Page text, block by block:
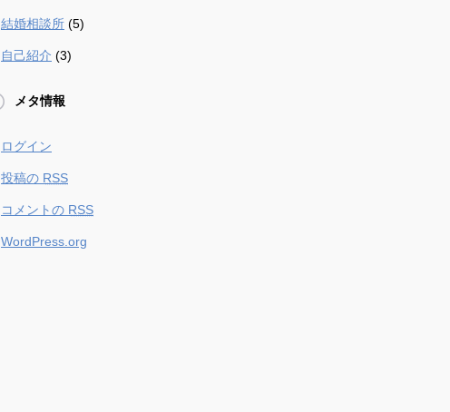
結婚相談所 (5)
自己紹介 (3)
メタ情報
ログイン
投稿の RSS
コメントの RSS
WordPress.org